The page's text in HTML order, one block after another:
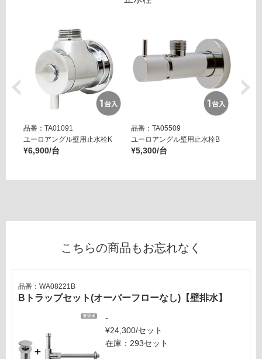
品番：TA01091
ユーロアングル壁用止水栓K
¥6,900/台
品番：TA05509
ユーロアングル壁用止水栓B
¥5,300/台
こちらの商品もお忘れなく
Bトラップセット(オーバーフローなし)【壁排水】
品番：WA08221B
-
¥24,300/セット
在庫：293セット